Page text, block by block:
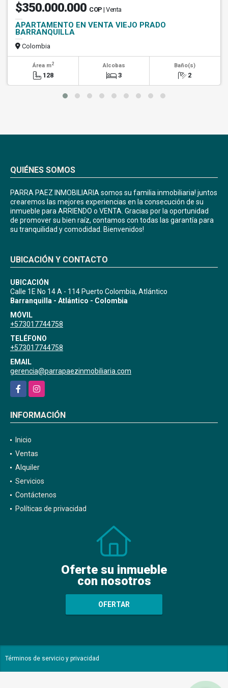
$350.000.000 COP | Venta
APARTAMENTO EN VENTA VIEJO PRADO
BARRANQUILLA
Colombia
Área m2
128
Alcobas
3
Baño(s)
2
QUIÉNES SOMOS
PARRA PAEZ INMOBILIARIA somos su familia inmobiliaria! juntos
crearemos las mejores experiencias en la consecución de su
inmueble para ARRIENDO o VENTA. Gracias por la oportunidad
de promover su bien raíz, contamos con todas las garantía para
su tranquilidad y comodidad. Bienvenidos!
UBICACIÓN Y CONTACTO
UBICACIÓN
Calle 1E No 14 A - 114 Puerto Colombia, Atlántico
Barranquilla - Atlántico - Colombia
MÓVIL
+573017744758
TELÉFONO
+573017744758
EMAIL
gerencia@parrapaezinmobiliaria.com
FacebookInstagram
INFORMACIÓN
Inicio
Ventas
Alquiler
Servicios
Contáctenos
Políticas de privacidad
Oferte su inmueble
con nosotros
OFERTAR
Términos de servicio y privacidad